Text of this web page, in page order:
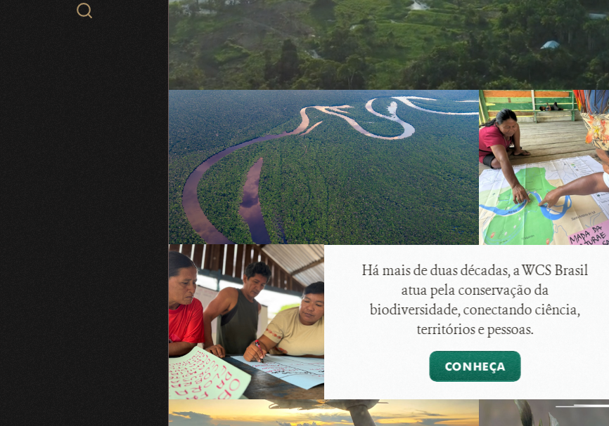
Search
Há mais de duas décadas, a WCS Brasil
atua pela conservação da
biodiversidade, conectando ciência,
territórios e pessoas.
CONHEÇA